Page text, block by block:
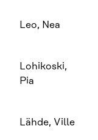
Leo, Nea
Lohikoski,
Pia
Lähde, Ville